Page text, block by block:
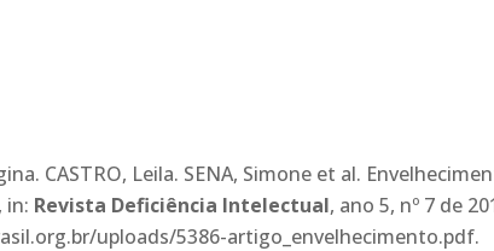
CASTRO, Leila. SENA, Simone et al.
in: Revista Deficiência Intelectual, ano 5, nº 7 de
uploads/5386-artigo_envelhecimento.pdf.